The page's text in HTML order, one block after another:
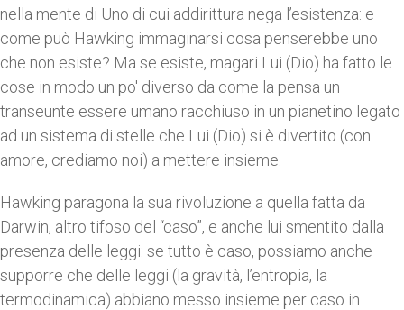
nella mente di Uno di cui addirittura nega l’esistenza: e
come può Hawking immaginarsi cosa penserebbe uno
che non esiste? Ma se esiste, magari Lui (Dio) ha fatto le
cose in modo un po' diverso da come la pensa un
transeunte essere umano racchiuso in un pianetino legato
ad un sistema di stelle che Lui (Dio) si è divertito (con
amore, crediamo noi) a mettere insieme.
Hawking paragona la sua rivoluzione a quella fatta da
Darwin, altro tifoso del “caso”, e anche lui smentito dalla
presenza delle leggi: se tutto è caso, possiamo anche
supporre che delle leggi (la gravità, l’entropia, la
termodinamica) abbiano messo insieme per caso in